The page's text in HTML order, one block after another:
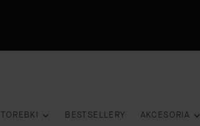
TOREBKI BESTSELLERY AKCESORIA